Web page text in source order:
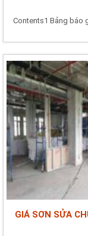
Contents1 Bảng báo
GIÁ SƠN SỬA